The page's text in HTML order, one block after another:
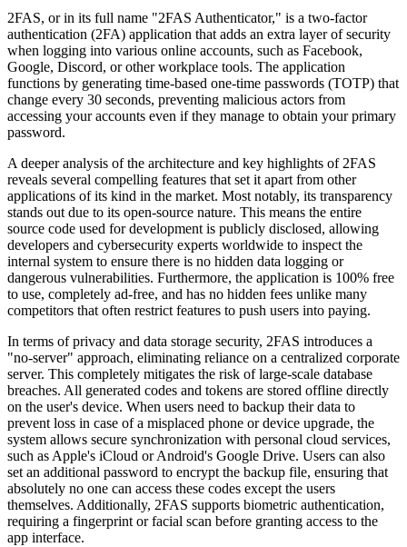
2FAS, or in its full name "2FAS Authenticator," is a two-factor
authentication (2FA) application that adds an extra layer of security
when logging into various online accounts, such as Facebook,
Google, Discord, or other workplace tools. The application
functions by generating time-based one-time passwords (TOTP) that
change every 30 seconds, preventing malicious actors from
accessing your accounts even if they manage to obtain your primary
password.
A deeper analysis of the architecture and key highlights of 2FAS
reveals several compelling features that set it apart from other
applications of its kind in the market. Most notably, its transparency
stands out due to its open-source nature. This means the entire
source code used for development is publicly disclosed, allowing
developers and cybersecurity experts worldwide to inspect the
internal system to ensure there is no hidden data logging or
dangerous vulnerabilities. Furthermore, the application is 100% free
to use, completely ad-free, and has no hidden fees unlike many
competitors that often restrict features to push users into paying.
In terms of privacy and data storage security, 2FAS introduces a
"no-server" approach, eliminating reliance on a centralized corporate
server. This completely mitigates the risk of large-scale database
breaches. All generated codes and tokens are stored offline directly
on the user's device. When users need to backup their data to
prevent loss in case of a misplaced phone or device upgrade, the
system allows secure synchronization with personal cloud services,
such as Apple's iCloud or Android's Google Drive. Users can also
set an additional password to encrypt the backup file, ensuring that
absolutely no one can access these codes except the users
themselves. Additionally, 2FAS supports biometric authentication,
requiring a fingerprint or facial scan before granting access to the
app interface.